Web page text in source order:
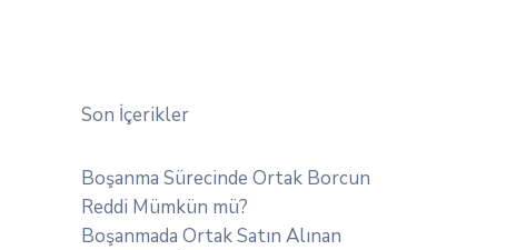
Son İçerikler
Boşanma Sürecinde Ortak Borcun
Reddi Mümkün mü?
Boşanmada Ortak Satın Alınan